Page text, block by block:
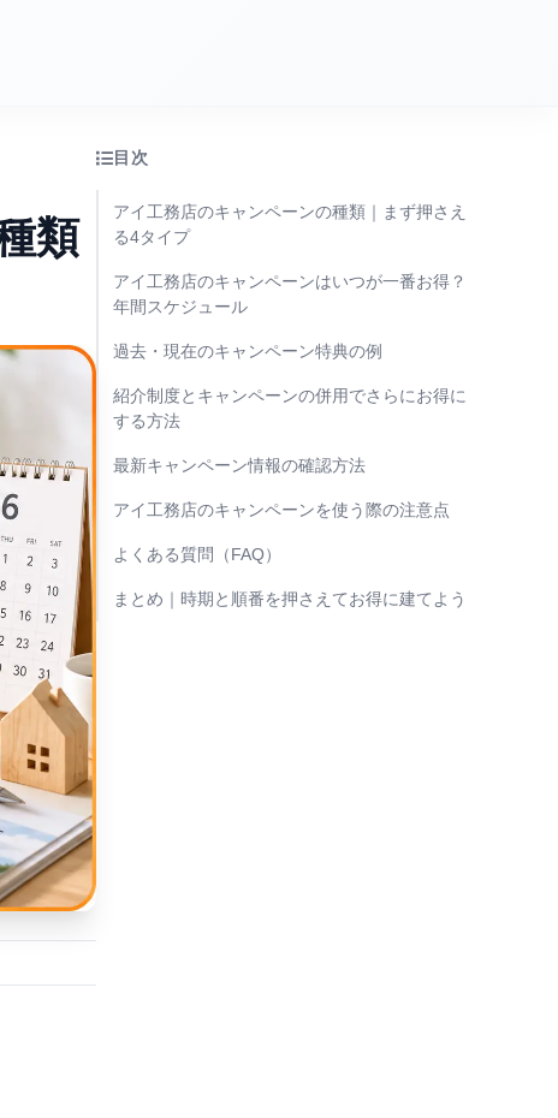
類
目次
アイ工務店のキャンペーンの種類｜まず押さえ
る4タイプ
アイ工務店のキャンペーンはいつが一番お得？
年間スケジュール
過去・現在のキャンペーン特典の例
紹介制度とキャンペーンの併用でさらにお得に
する方法
最新キャンペーン情報の確認方法
アイ工務店のキャンペーンを使う際の注意点
よくある質問（FAQ）
まとめ｜時期と順番を押さえてお得に建てよう